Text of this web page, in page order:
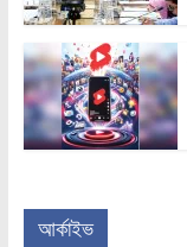
আর্কাইভ